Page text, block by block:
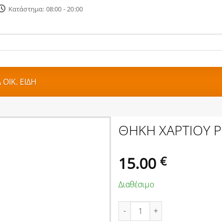
Κατάστημα: 08:00 - 20:00
ΕΙΔΗ
ΘΗΚΗ ΧΑΡΤΙΟΥ
15.00 €
Διαθέσιμο
ΘΗΚΗ ΧΑΡΤΙΟΥ ΡΟΛΟ ΤΟΙΧΟΥ